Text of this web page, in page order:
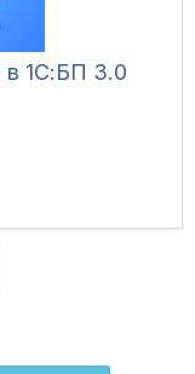
в 1С:БП 3.0